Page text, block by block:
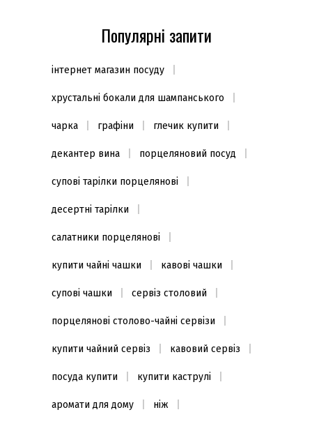
Популярні запити
інтернет магазин посуду
хрустальні бокали для шампанського
чарка графіни глечик купити
декантер вина порцеляновий посуд
супові тарілки порцелянові
десертні тарілки
салатники порцелянові
купити чайні чашки кавові чашки
супові чашки сервіз столовий
порцелянові столово-чайні сервізи
купити чайний сервіз кавовий сервіз
посуда купити купити каструлі
аромати для дому ніж